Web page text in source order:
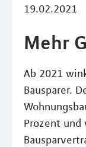
19.02.2021
Mehr
Ab 2021
Bausparer.
Prozent und